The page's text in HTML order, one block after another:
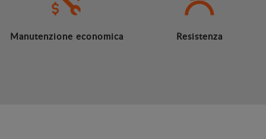
Manutenzione economica Resistenza